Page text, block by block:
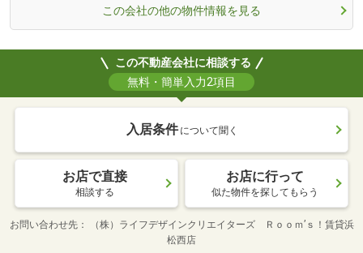
この会社の他の物件情報を見る
この不動産会社に相談する
無料・簡単入力2項目
入居条件 について聞く
お店で直接
相談する
お店に行って
似た物件を探してもらう
お問い合わせ先
（株）ライフデザインクリエイターズ Ｒｏｏｍ’ｓ！賃貸浜
松西店